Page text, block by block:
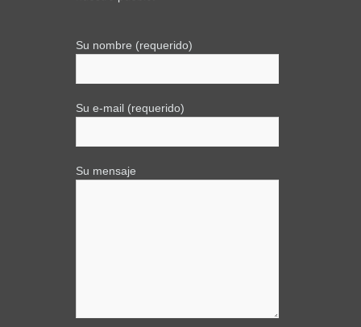
Su nombre (requerido)
Su e-mail (requerido)
Su mensaje